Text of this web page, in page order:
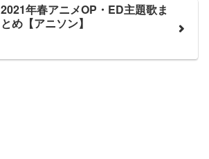
2021年春アニメOP・ED主題歌ま
とめ【アニソン】